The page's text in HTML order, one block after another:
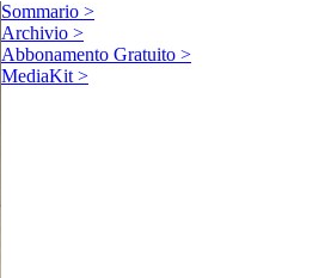
Sommario >
Archivio >
Abbonamento Gratuito >
MediaKit >